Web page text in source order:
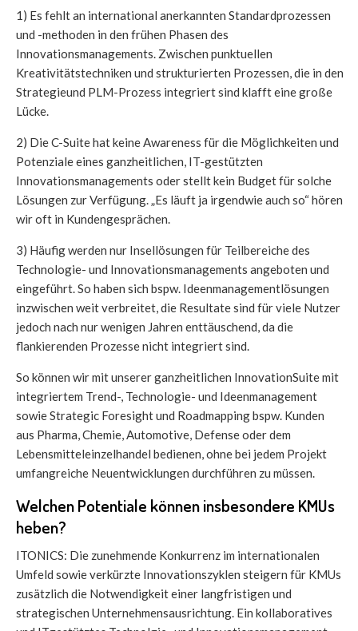
1) Es fehlt an international anerkannten Standardprozessen
und -methoden in den frühen Phasen des
Innovationsmanagements. Zwischen punktuellen
Kreativitätstechniken und strukturierten Prozessen, die in den
Strategieund PLM-Prozess integriert sind klafft eine große
Lücke.
2) Die C-Suite hat keine Awareness für die Möglichkeiten und
Potenziale eines ganzheitlichen, IT-gestützten
Innovationsmanagements oder stellt kein Budget für solche
Lösungen zur Verfügung. „Es läuft ja irgendwie auch so“ hören
wir oft in Kundengesprächen.
3) Häufig werden nur Insellösungen für Teilbereiche des
Technologie- und Innovationsmanagements angeboten und
eingeführt. So haben sich bspw. Ideenmanagementlösungen
inzwischen weit verbreitet, die Resultate sind für viele Nutzer
jedoch nach nur wenigen Jahren enttäuschend, da die
flankierenden Prozesse nicht integriert sind.
So können wir mit unserer ganzheitlichen InnovationSuite mit
integriertem Trend-, Technologie- und Ideenmanagement
sowie Strategic Foresight und Roadmapping bspw. Kunden
aus Pharma, Chemie, Automotive, Defense oder dem
Lebensmitteleinzelhandel bedienen, ohne bei jedem Projekt
umfangreiche Neuentwicklungen durchführen zu müssen.
Welchen Potentiale können insbesondere KMUs
heben?
ITONICS: Die zunehmende Konkurrenz im internationalen
Umfeld sowie verkürzte Innovationszyklen steigern für KMUs
zusätzlich die Notwendigkeit einer langfristigen und
strategischen Unternehmensausrichtung. Ein kollaboratives